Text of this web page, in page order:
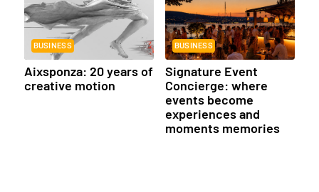
BUSINESS
Aixsponza: 20 years of
creative motion
BUSINESS
Signature Event
Concierge: where
events become
experiences and
moments memories